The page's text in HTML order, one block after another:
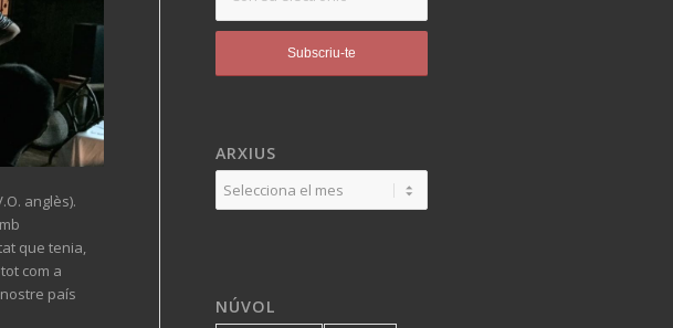
anglès).
que tenia,
com a
país
ARXIUS
NÚVOL